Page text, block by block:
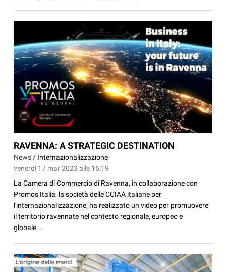
RAVENNA: A STRATEGIC DESTINATION
News / Internazionalizzazione
venerdì 17 mar 2023 alle 16:19
La Camera di Commercio di Ravenna, in collaborazione con
Promos Italia, la società delle CCIAA italiane per
l'internazionalizzazione, ha realizzato un video per promuovere
il territorio ravennate nel contesto regionale, europeo e
globale...